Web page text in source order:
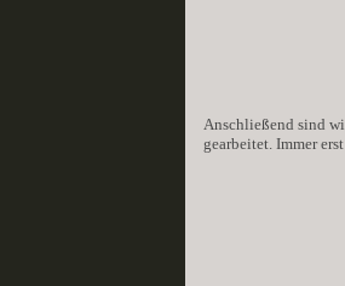
Anschließend sind
gearbeitet. Immer